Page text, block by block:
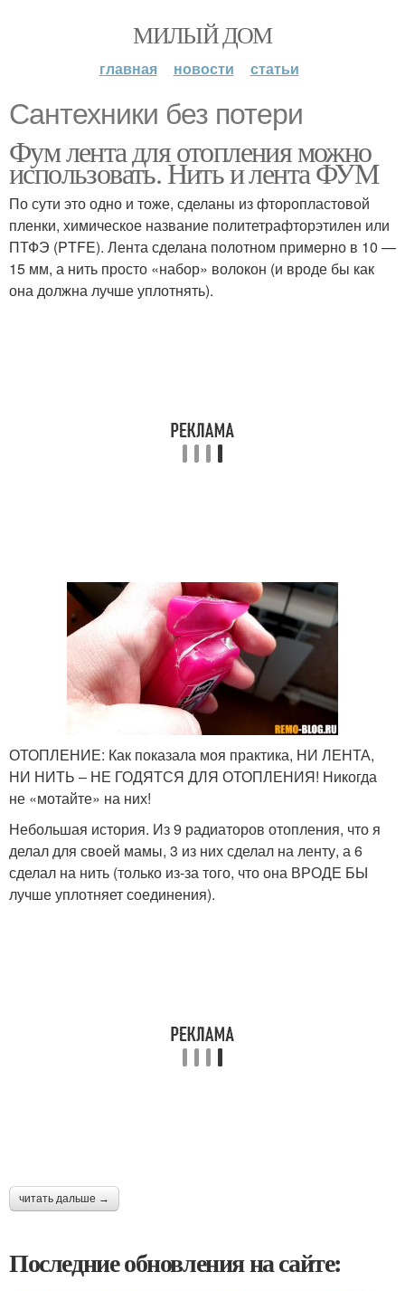
МИЛЫЙ ДОМ
главная новости статьи
Сантехники без потери
Фум лента для отопления можно
использовать. Нить и лента ФУМ
По сути это одно и тоже, сделаны из фторопластовой
пленки, химическое название политетрафторэтилен или
ПТФЭ (PTFE). Лента сделана полотном примерно в 10 —
15 мм, а нить просто «набор» волокон (и вроде бы как
она должна лучше уплотнять).
ОТОПЛЕНИЕ: Как показала моя практика, НИ ЛЕНТА,
НИ НИТЬ – НЕ ГОДЯТСЯ ДЛЯ ОТОПЛЕНИЯ! Никогда
не «мотайте» на них!
Небольшая история. Из 9 радиаторов отопления, что я
делал для своей мамы, 3 из них сделал на ленту, а 6
сделал на нить (только из-за того, что она ВРОДЕ БЫ
лучше уплотняет соединения).
читать дальше →
Последние обновления на сайте: